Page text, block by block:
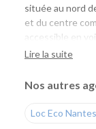
située au nord
et du centre
accessible en
permet aux
bénéficiant de
Lire la suite
Nos autres
Loc Eco